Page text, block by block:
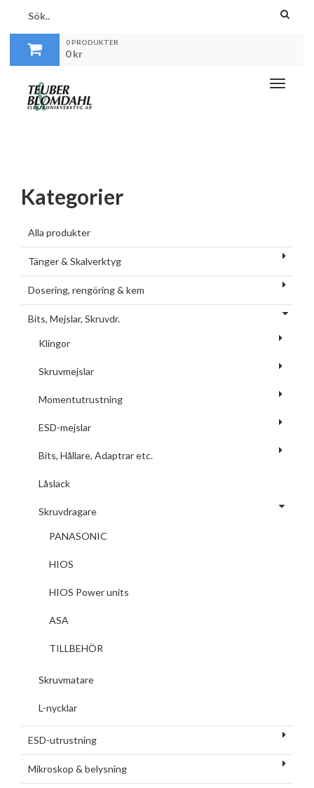
0 PRODUKTER
0kr
Toggle
Kategorier
Alla produkter
Tänger & Skalverktyg
Dosering, rengöring & kem
Bits, Mejslar, Skruvdr.
Klingor
Skruvmejslar
Momentutrustning
ESD-mejslar
Bits, Hållare, Adaptrar etc.
Låslack
Skruvdragare
PANASONIC
HIOS
HIOS Power units
ASA
TILLBEHÖR
Skruvmatare
L-nycklar
ESD-utrustning
Mikroskop & belysning